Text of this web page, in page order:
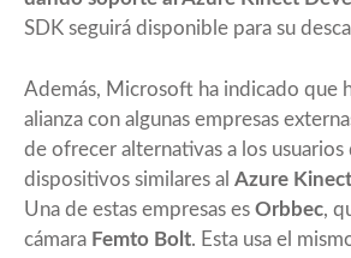
SDK seguirá disponible para su
Además, Microsoft ha indicado que
alianza con algunas empresas
de ofrecer alternativas a los usuarios
dispositivos similares al Azure
Una de estas empresas es Orbbec,
cámara Femto Bolt. Esta usa el